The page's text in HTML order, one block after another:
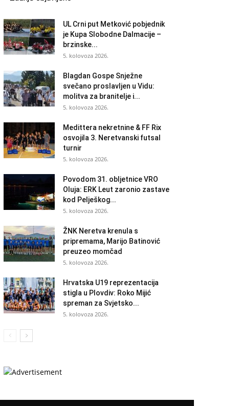
UL Crni put Metković pobjednik
je Kupa Slobodne Dalmacije –
brzinske...
5. kolovoza 2026.
Blagdan Gospe Snježne
svečano proslavljen u Vidu:
molitva za branitelje i...
5. kolovoza 2026.
Medittera nekretnine & FF Rix
osvojila 3. Neretvanski futsal
turnir
5. kolovoza 2026.
Povodom 31. obljetnice VRO
Oluja: ERK Leut zaronio zastave
kod Pelješkog...
5. kolovoza 2026.
ŽNK Neretva krenula s
pripremama, Marijo Batinović
preuzeo momčad
5. kolovoza 2026.
Hrvatska U19 reprezentacija
stigla u Plovdiv: Roko Mijić
spreman za Svjetsko...
5. kolovoza 2026.